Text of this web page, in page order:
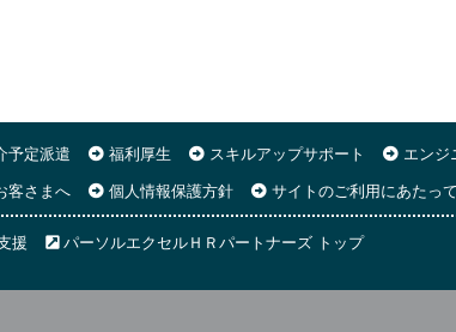
予定派遣 福利厚生 スキルアップサポート エンジ
客さまへ 個人情報保護方針 サイトのご利用にあたって
援 パーソルエクセルＨＲパートナーズ トップ